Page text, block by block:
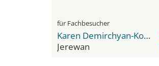
für Fachbesucher
Karen Demirchyan-Komplex
Jerewan